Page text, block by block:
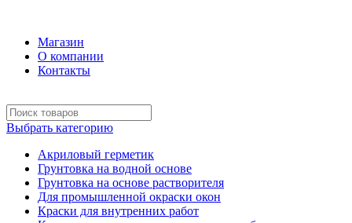
Магазин
О компании
Контакты
Выбрать категорию
Акриловый герметик
Грунтовка на водной основе
Грунтовка на основе растворителя
Для промышленной окраски окон
Краски для внутренних работ